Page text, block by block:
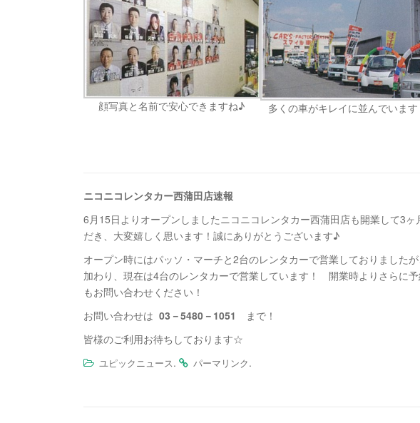
顔写真と名前で安心できますね♪ 多くの車がキレイに並んでいます
ニコニコレンタカー西蒲田店速報
6月15日よりオープンしましたニコニコレンタカー西蒲田店も開業して3
だき、大変嬉しく思います！誠にありがとうございます♪
オープン時にはパッソ・マーチと2台のレンタカーで営業しておりました
加わり、現在は4台のレンタカーで営業しています！ 開業時よりさらに
もお問い合わせください！
お問い合わせは 03 －5480 － 1051 まで！
皆様のご利用お待ちしております☆
ユピックニュース. パーマリンク.